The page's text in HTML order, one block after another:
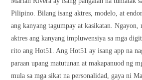
Pilipino. Bilang isang aktres, modelo, at
ang kanyang tagumpay at kasikatan. Ngayon,
aktres ang kanyang impluwensiya sa mga
rito ang Hot51. Ang Hot51 ay isang app na
paraan upang matutunan at makapanuod ng
mula sa mga sikat na personalidad, gaya ni